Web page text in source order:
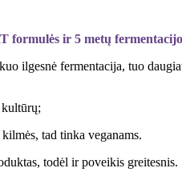
ir 5 metų
ilgesnė fermentacija, tuo
tad tinka veganams.
todėl ir poveikis greitesnis.